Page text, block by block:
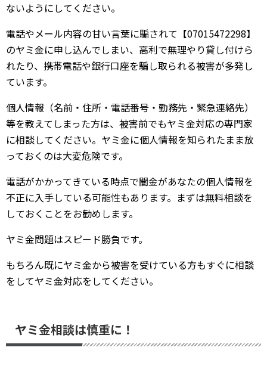
ないようにしてください。
電話やメール内容の甘い言葉に騙されて【07015472298】
のヤミ金に申し込んでしまい、高利で無理やり貸し付けら
れたり、携帯電話や銀行口座を騙し取られる被害が多発し
ています。
個人情報（名前・住所・電話番号・勤務先・緊急連絡先）
等を教えてしまった方は、被害前でもヤミ金対応の専門家
に相談してください。ヤミ金に個人情報を知られたまま放
っておくのは大変危険です。
電話がかかってきている時点で闇金があなたの個人情報を
不正に入手している可能性もあります。まずは無料相談を
しておくことをお勧めします。
ヤミ金問題はスピード勝負です。
もちろん既にヤミ金から被害を受けている方もすぐに相談
をしてヤミ金対応をしてください。
ヤミ金相談は慎重に！